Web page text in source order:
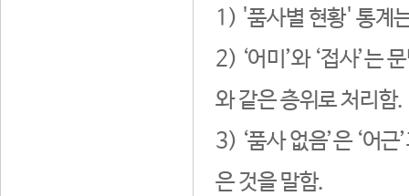
1) '품사별 현황' 통계
2) ‘어미’와 ‘접사’는
와 같은 층위로 처리함.
3) ‘품사 없음’은 ‘어
은 것을 말함.